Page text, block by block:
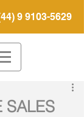
9 9103-5629
SALES